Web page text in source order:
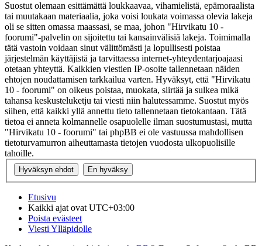
Suostut olemaan esittämättä loukkaavaa, vihamielistä, epämoraalista
tai muutakaan materiaalia, joka voisi loukata voimassa olevia lakeja
oli se sitten omassa maassasi, se maa, johon "Hirvikatu 10 -
foorumi"-palvelin on sijoitettu tai kansainvälisiä lakeja. Toimimalla
tätä vastoin voidaan sinut välittömästi ja lopullisesti poistaa
järjestelmän käyttäjistä ja tarvittaessa internet-yhteydentarjoajaasi
otetaan yhteyttä. Kaikkien viestien IP-osoite tallennetaan näiden
ehtojen noudattamisen tarkkailua varten. Hyväksyt, että "Hirvikatu
10 - foorumi" on oikeus poistaa, muokata, siirtää ja sulkea mikä
tahansa keskusteluketju tai viesti niin halutessamme. Suostut myös
siihen, että kaikki yllä annettu tieto tallennetaan tietokantaan. Tätä
tietoa ei anneta kolmannelle osapuolelle ilman suostumustasi, mutta
"Hirvikatu 10 - foorumi" tai phpBB ei ole vastuussa mahdollisen
tietoturvamurron aiheuttamasta tietojen vuodosta ulkopuolisille
tahoille.
Etusivu
Kaikki ajat ovat UTC+03:00
Poista evästeet
Viesti Ylläpidolle